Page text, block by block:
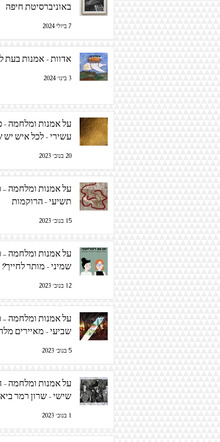
באוניברסיטת חיפה
7 ביולי 2024
אדוות - אמנות בעת
3 בינו׳ 2024
על אמנות ומלחמה -
עשירי - לכל איש
20 בנוב׳ 2023
על אמנות ומלחמה –
תשיעי - הרוקמות
15 בנוב׳ 2023
על אמנות ומלחמה –
שמיני - מותר לחייך?
12 בנוב׳ 2023
על אמנות ומלחמה –
שביעי - מאיירים מלחמה
5 בנוב׳ 2023
על אמנות ומלחמה -
שישי - שרון רמר ביאל
1 בנוב׳ 2023